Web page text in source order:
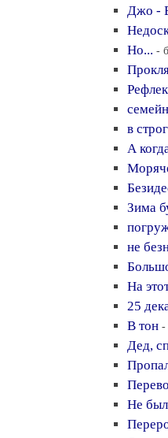
Джо -
Но... -
в
А
Зима
не
На
25
В тон -
Дед,
Не